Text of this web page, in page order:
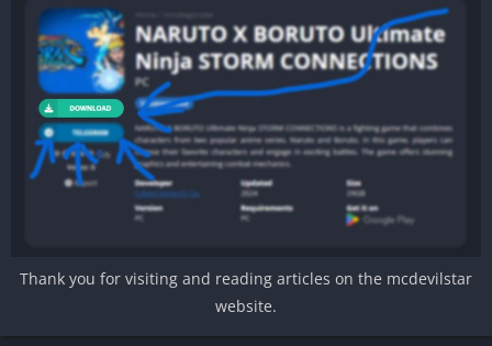
Thank you for visiting and reading articles on the mcdevilstar
website.